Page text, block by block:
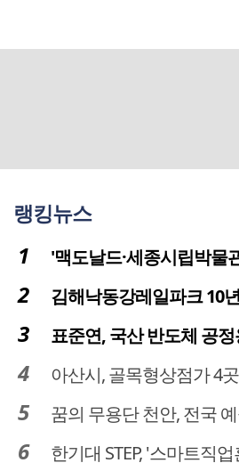
랭킹뉴스
'맥도날드·세종시립박물관' 차례로 오픈
김해낙동강레일파크 10
표준연, 국산 반도체 공정용 가
아산시, 골목형상점가 4
꿈의 무용단 천안, 전국 예술단과 '
한기대 STEP, '스마트직업훈련